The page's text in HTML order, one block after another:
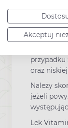
Akceptuj
ze
przypadku
oraz
Należy
jeżeli
Lek